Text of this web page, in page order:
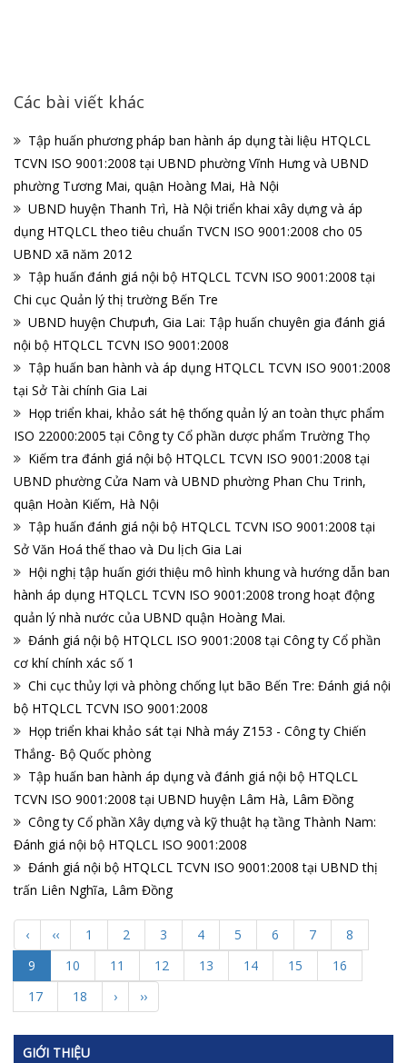
Các bài viết khác
Tập huấn phương pháp ban hành áp dụng tài liệu HTQLCL
TCVN ISO 9001:2008 tại UBND phường Vĩnh Hưng và UBND
phường Tương Mai, quận Hoàng Mai, Hà Nội
UBND huyện Thanh Trì, Hà Nội triển khai xây dựng và áp
dụng HTQLCL theo tiêu chuẩn TVCN ISO 9001:2008 cho 05
UBND xã năm 2012
Tập huấn đánh giá nội bộ HTQLCL TCVN ISO 9001:2008 tại
Chi cục Quản lý thị trường Bến Tre
UBND huyện Chưpưh, Gia Lai: Tập huấn chuyên gia đánh giá
nội bộ HTQLCL TCVN ISO 9001:2008
Tập huấn ban hành và áp dụng HTQLCL TCVN ISO 9001:2008
tại Sở Tài chính Gia Lai
Họp triển khai, khảo sát hệ thống quản lý an toàn thực phẩm
ISO 22000:2005 tại Công ty Cổ phần dược phẩm Trường Thọ
Kiếm tra đánh giá nội bộ HTQLCL TCVN ISO 9001:2008 tại
UBND phường Cửa Nam và UBND phường Phan Chu Trinh,
quận Hoàn Kiếm, Hà Nội
Tập huấn đánh giá nội bộ HTQLCL TCVN ISO 9001:2008 tại
Sở Văn Hoá thế thao và Du lịch Gia Lai
Hội nghị tập huấn giới thiệu mô hình khung và hướng dẫn ban
hành áp dụng HTQLCL TCVN ISO 9001:2008 trong hoạt động
quản lý nhà nước của UBND quận Hoàng Mai.
Đánh giá nội bộ HTQLCL ISO 9001:2008 tại Công ty Cổ phần
cơ khí chính xác số 1
Chi cục thủy lợi và phòng chống lụt bão Bến Tre: Đánh giá nội
bộ HTQLCL TCVN ISO 9001:2008
Họp triển khai khảo sát tại Nhà máy Z153 - Công ty Chiến
Thắng- Bộ Quốc phòng
Tập huấn ban hành áp dụng và đánh giá nội bộ HTQLCL
TCVN ISO 9001:2008 tại UBND huyện Lâm Hà, Lâm Đồng
Công ty Cổ phần Xây dựng và kỹ thuật hạ tầng Thành Nam:
Đánh giá nội bộ HTQLCL ISO 9001:2008
Đánh giá nội bộ HTQLCL TCVN ISO 9001:2008 tại UBND thị
trấn Liên Nghĩa, Lâm Đồng
‹ ‹‹ 1 2 3 4 5 6 7
8
9
10 11 12 13 14 15
16
17
18 › ››
GIỚI THIỆU